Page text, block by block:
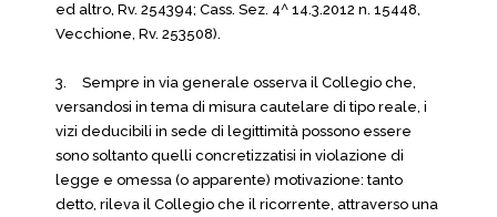
ed altro, Rv. 254394; Cass. Sez. 4^ 14.3.2012 n. 15448,
Vecchione, Rv. 253508).
3.
Sempre in via generale osserva il Collegio che,
versandosi in tema di misura cautelare di tipo reale, i
vizi deducibili in sede di legittimità possono essere
sono soltanto quelli concretizzatisi in violazione di
legge e omessa (o apparente) motivazione: tanto
detto, rileva il Collegio che il ricorrente, attraverso una